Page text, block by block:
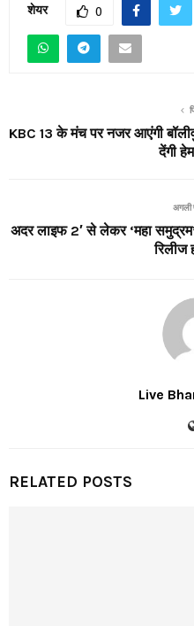
शेयर 0
KBC 13 के मंच पर नजर आएंगी
देंगी
अगली
अदर लाइफ 2′ से लेकर ‘महा
रिलीज
Live
RELATED POSTS